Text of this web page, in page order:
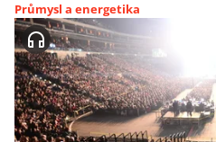
Průmysl a energetika